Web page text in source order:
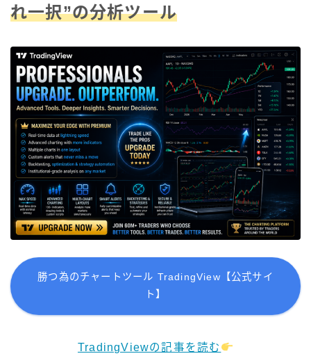
れ一択”の分析ツール
勝つ為のチャートツール TradingView【公式サイ
ト】
TradingViewの記事を読む